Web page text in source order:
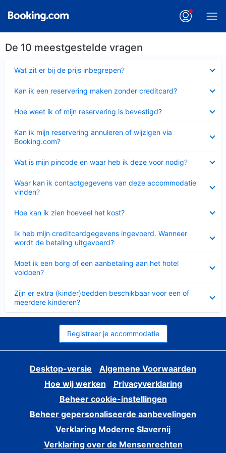
De 10 meestgestelde vragen
Wat zit er bij de prijs inbegrepen?
Kan ik een reservering maken zonder creditcard?
Hoe weet ik of mijn reservering is bevestigd?
Kan ik mijn reservering annuleren of wijzigen via
Booking.com?
Wat is mijn pincode en waar heb ik deze voor nodig?
Waar kan ik contactgegevens van deze accommodatie
vinden?
Hoe kan ik zien hoeveel het kost?
Ik heb mijn creditcardgegevens ingevoerd. Wanneer
wordt de betaling uitgevoerd?
Moet ik een borg of een aanbetaling aan het hotel
voldoen?
Zijn er extra (kinder)bedden beschikbaar voor een of
meerdere kinderen?
Registreer je accommodatie
Desktop-versie
Algemene Voorwaarden
Hoe wij werken
Privacyverklaring
Beheer cookie-instellingen
Beheer gepersonaliseerde aanbevelingen
Verklaring Moderne Slavernij
Verklaring over de Mensenrechten